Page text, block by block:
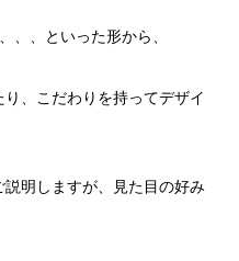
、、といった形から、
、こだわりを持ってデザイ
明しますが、見た目の好み